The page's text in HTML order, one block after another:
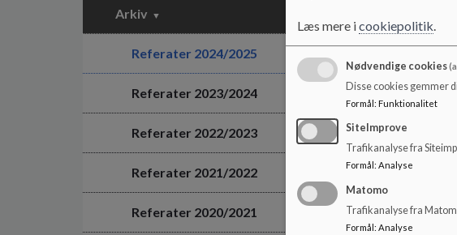
Arkiv
Referater 2024/2025
Referater 2023/2024
Referater 2022/2023
Referater 2021/2022
Referater 2020/2021
Læs mere icookiepolitik.
Nødvendige cookies
Disse cookies gemmer
Formål: Funktionalitet
SiteImprove
Trafikanalyse fra
Formål : Analyse
Matomo
Trafikanalyse fra
Formål : Analyse